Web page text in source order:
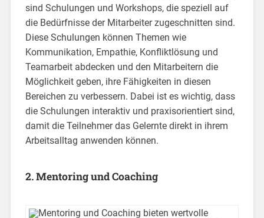
sind Schulungen und Workshops, die speziell auf
die Bedürfnisse der Mitarbeiter zugeschnitten sind.
Diese Schulungen können Themen wie
Kommunikation, Empathie, Konfliktlösung und
Teamarbeit abdecken und den Mitarbeitern die
Möglichkeit geben, ihre Fähigkeiten in diesen
Bereichen zu verbessern. Dabei ist es wichtig, dass
die Schulungen interaktiv und praxisorientiert sind,
damit die Teilnehmer das Gelernte direkt in ihrem
Arbeitsalltag anwenden können.
2. Mentoring und Coaching